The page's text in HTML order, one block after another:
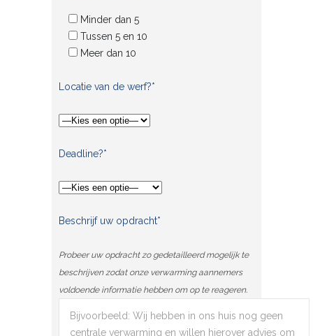
Minder dan 5
Tussen 5 en 10
Meer dan 10
Locatie van de werf?*
Deadline?*
Beschrijf uw opdracht*
Probeer uw opdracht zo gedetailleerd mogelijk te
beschrijven zodat onze verwarming aannemers
voldoende informatie hebben om op te reageren.